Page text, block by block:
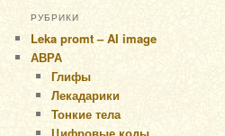
РУБРИКИ
Leka promt – AI image
АВРА
Глифы
Лекадарики
Тонкие тела